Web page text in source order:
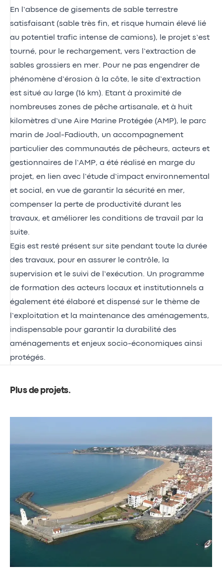
En l’absence de gisements de sable terrestre
satisfaisant (sable très fin, et risque humain élevé lié
au potentiel trafic intense de camions), le projet s’est
tourné, pour le rechargement, vers l’extraction de
sables grossiers en mer. Pour ne pas engendrer de
phénomène d’érosion à la côte, le site d’extraction
est situé au large (16 km). Etant à proximité de
nombreuses zones de pêche artisanale, et à huit
kilomètres d’une Aire Marine Protégée (AMP), le parc
marin de Joal-Fadiouth, un accompagnement
particulier des communautés de pêcheurs, acteurs et
gestionnaires de l’AMP, a été réalisé en marge du
projet, en lien avec l’étude d’impact environnemental
et social, en vue de garantir la sécurité en mer,
compenser la perte de productivité durant les
travaux, et améliorer les conditions de travail par la
suite.
Egis est resté présent sur site pendant toute la durée
des travaux, pour en assurer le contrôle, la
supervision et le suivi de l’exécution. Un programme
de formation des acteurs locaux et institutionnels a
également été élaboré et dispensé sur le thème de
l’exploitation et la maintenance des aménagements,
indispensable pour garantir la durabilité des
aménagements et enjeux socio-économiques ainsi
protégés.
Plus de projets.